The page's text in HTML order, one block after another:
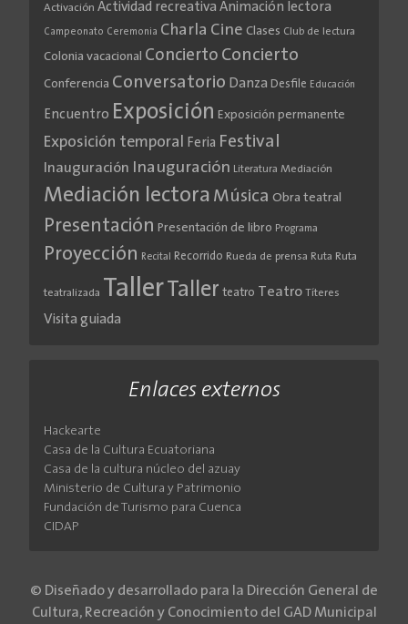
Activación Actividad recreativa Animación lectora
Campeonato Ceremonia Charla Cine Clases Club de lectura
Colonia vacacional Concierto Concierto
Conferencia Conversatorio Danza Desfile Educación
Encuentro Exposición Exposición permanente
Exposición temporal Feria Festival
Inauguración Inauguración Literatura Mediación
Mediación lectora Música Obra teatral
Presentación Presentación de libro Programa
Proyección Recital Recorrido Rueda de prensa Ruta Ruta
teatralizada TallerTaller teatro Teatro Títeres
Visita guiada
Enlaces externos
Hackearte
Casa de la Cultura Ecuatoriana
Casa de la cultura núcleo del azuay
Ministerio de Cultura y Patrimonio
Fundación de Turismo para Cuenca
CIDAP
© Diseñado y desarrollado para la Dirección General de
Cultura, Recreación y Conocimiento del GAD Municipal